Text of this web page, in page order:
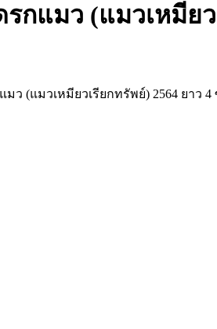
กแมว (แมวเหมีย
(แมวเหมียวเรียกทรัพย์) 2564 ยาว 4